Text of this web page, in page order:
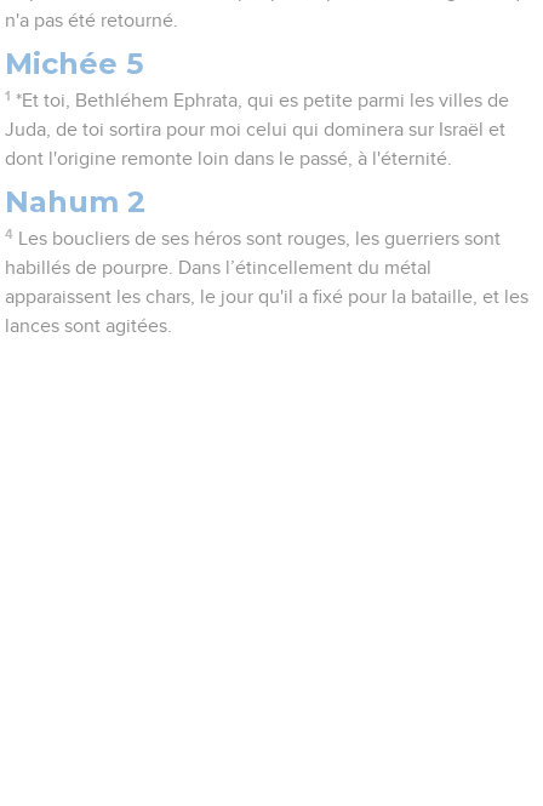
n'a pas été retourné.
Michée 5
1 *Et toi, Bethléhem Ephrata, qui es petite parmi les villes de
Juda, de toi sortira pour moi celui qui dominera sur Israël et
dont l'origine remonte loin dans le passé, à l'éternité.
Nahum 2
4
Les boucliers de ses héros sont rouges, les guerriers sont
habillés de pourpre. Dans l’étincellement du métal
apparaissent les chars, le jour qu'il a fixé pour la bataille, et les
lances sont agitées.